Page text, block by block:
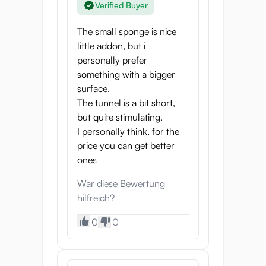
lässt sich die Puni Virgin 600 bequem
Tunnelstruktur für
intensives Vergnügen
Der Tunnel der Puni Virgin 600 ist
kompakt, glatt und fleischig. Er besteht aus
einem einheitlichen Material, das sich
Verified Buyer
The small sponge is nice
little addon, but i
personally prefer
something with a bigger
surface.
The tunnel is a bit short,
but quite stimulating.
I personally think, for the
price you can get better
ones
War diese Bewertung
hilfreich?
0 0